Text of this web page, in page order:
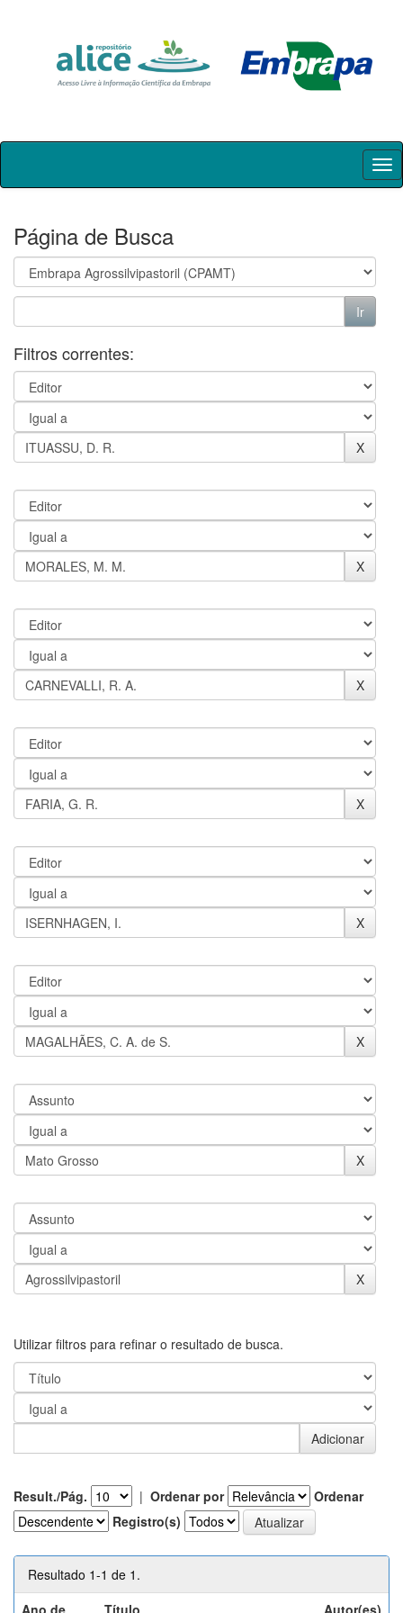
Skip
Página de Busca
Filtros correntes:
Utilizar filtros para refinar o resultado de busca.
Result./Pág. | Ordenar por
Ordenar
Registro(s)
Resultado 1-1 de 1.
Ano de
Título Autor(es)